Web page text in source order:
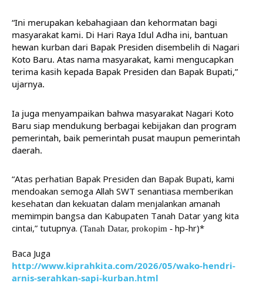
“Ini merupakan kebahagiaan dan kehormatan bagi
masyarakat kami. Di Hari Raya Idul Adha ini, bantuan
hewan kurban dari Bapak Presiden disembelih di Nagari
Koto Baru. Atas nama masyarakat, kami mengucapkan
terima kasih kepada Bapak Presiden dan Bapak Bupati,”
ujarnya.
Ia juga menyampaikan bahwa masyarakat Nagari Koto
Baru siap mendukung berbagai kebijakan dan program
pemerintah, baik pemerintah pusat maupun pemerintah
daerah.
“Atas perhatian Bapak Presiden dan Bapak Bupati, kami
mendoakan semoga Allah SWT senantiasa memberikan
kesehatan dan kekuatan dalam menjalankan amanah
memimpin bangsa dan Kabupaten Tanah Datar yang kita
cintai,” tutupnya. (Tanah Datar, prokopim - hp-hr)*
Baca Juga
http://www.kiprahkita.com/2026/05/wako-hendri-
arnis-serahkan-sapi-kurban.html